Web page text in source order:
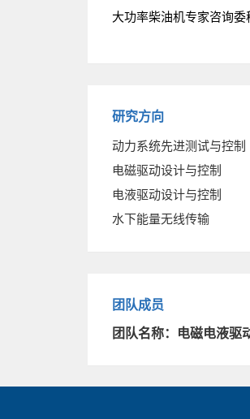
大功率柴油机专家咨询委
研究方向
动力系统先进测试与控制
电磁驱动设计与控制
电液驱动设计与控制
水下能量无线传输
团队成员
团队名称：电磁电液驱